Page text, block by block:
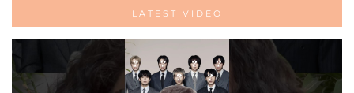
LATEST VIDEO